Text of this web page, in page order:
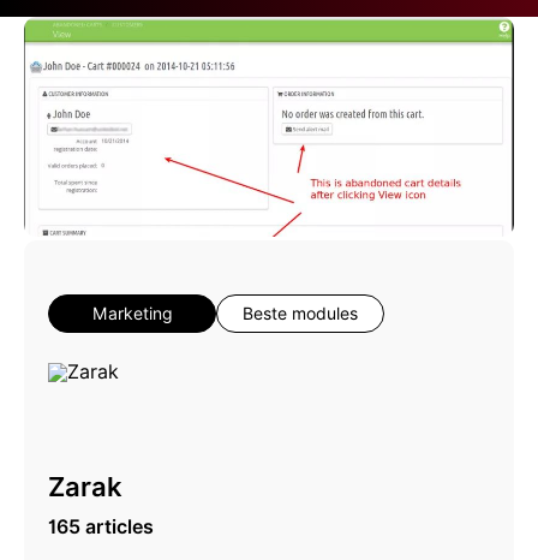
Marketing Beste modules
Zarak
165 articles